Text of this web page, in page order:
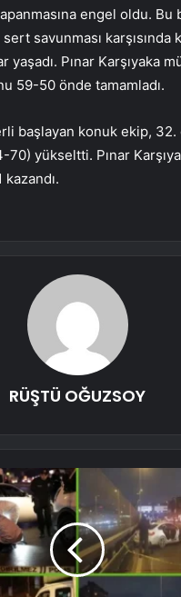
engel oldu. Bu
savunması karşısında
yaşadı. Pınar Karşıyaka
59-50 önde tamamladı.
başlayan konuk ekip, 32.
70) yükseltti. Pınar
RÜŞTÜ OĞUZSOY